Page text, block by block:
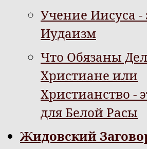
Учение Иисуса -
Иудаизм
Что Обязаны
Христиане или
Христианство -
для Белой Расы
Жидовский